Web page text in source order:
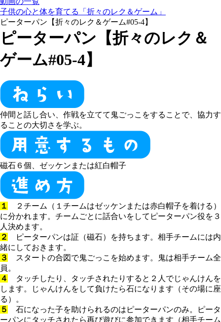
子供の心と体を育てる「折々のレク＆ゲーム」
ピーターパン【折々のレク＆ゲーム#05-4】
ピーターパン【折々のレク＆
ゲーム#05-4】
仲間と話し合い、作戦を立てて鬼ごっこをすることで、協力す
ることの大切さを学ぶ。
磁石６個、ゼッケンまたは紅白帽子
１
２チーム（１チームはゼッケンまたは赤白帽子を着ける）
に分かれます。チームごとに話合いをしてピーターパン役を３
人決めます。
２
ピーターパンは証（磁石）を持ちます。相手チームには内
緒にしておきます。
３
スタートの合図で鬼ごっこを始めます。鬼は相手チーム全
員。
４
タッチしたり、タッチされたりすると２人でじゃんけんを
します。じゃんけんをして負けたら石になります（その場に座
る）。
５
石になった子を助けられるのはピーターパンのみ。ピータ
ーパンにタッチされたら再び遊びに参加できます（相手チーム